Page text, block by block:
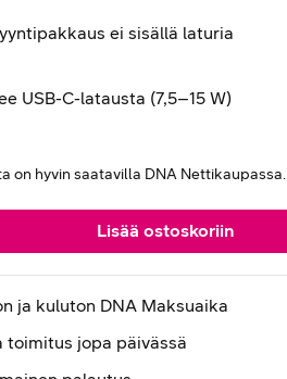
ei sisällä laturia
USB-C-latausta (7,5–15 W)
on hyvin saatavilla DNA Nettikaupassa.
Lisää ostoskoriin
ja kuluton DNA Maksuaika
toimitus jopa päivässä